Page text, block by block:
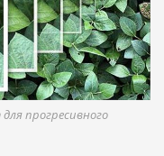
прогресивного